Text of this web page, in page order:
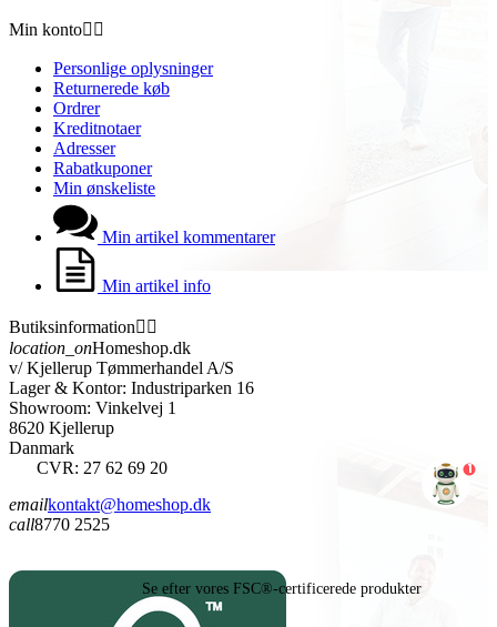
Min konto 
Personlige oplysninger
Returnerede køb
Ordrer
Kreditnotaer
Adresser
Rabatkuponer
Min ønskeliste
Min artikel kommentarer
Min artikel info
Butiksinformation 
location_onHomeshop.dk
v/ Kjellerup Tømmerhandel A/S
Lager & Kontor: Industriparken 16
Showroom: Vinkelvej 1
8620 Kjellerup
Danmark
CVR: 27 62 69 20
emailkontakt@homeshop.dk
call8770 2525
Se efter vores FSC®-certificerede produkter
1